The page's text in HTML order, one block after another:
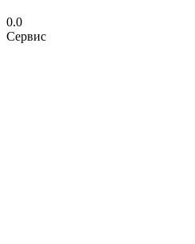
0.0
Сервис